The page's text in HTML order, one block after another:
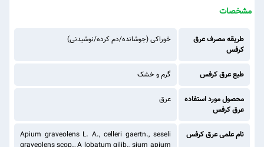
مشخصات
طریقه مصرف عرق
کرفس
خوراکی (جوشانده/دم کرده/نوشیدنی)
طبع عرق کرفس گرم و خشک
محصول مورد استفاده
عرق کرفس
عرق
نام علمی عرق کرفس
Apium graveolens L. A., celleri gaertn., seseli